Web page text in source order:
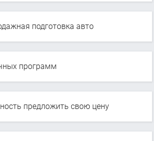
подготовка авто
программ
предложить свою цену